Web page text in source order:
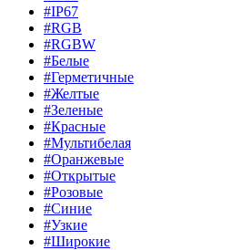
#IP67
#RGB
#RGBW
#Белые
#Герметичные
#Желтые
#Зеленые
#Красные
#Мультибелая
#Оранжевые
#Открытые
#Розовые
#Синие
#Узкие
#Широкие